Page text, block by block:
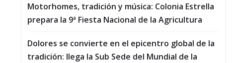
Motorhomes, tradición y música: Colonia Estrella
prepara la 9ª Fiesta Nacional de la Agricultura
Dolores se convierte en el epicentro global de la
tradición: llega la Sub Sede del Mundial de la